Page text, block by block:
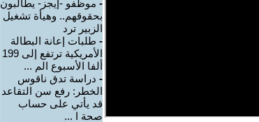
- موظفو -إيجز- يطالبون
بحقوقهم.. وهيأة تشغيل
الزبير ترد
- طلبات إعانة البطالة
الأمريكية ترتفع إلى 199
ألفا الأسبوع الم ...
- دراسة تدق ناقوس
الخطر: رفع سن التقاعد
قد يأتي على حساب
صحة ا ...